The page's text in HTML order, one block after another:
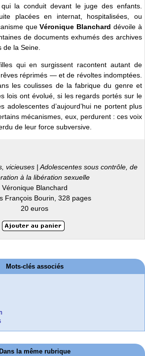
qui la conduit devant le juge des enfants.
placées en internat, hospitalisées, ou
queVéronique Blanchard dévoile à
de documents exhumés des archives
la Seine.
qui en surgissent racontent autant de
réprimés — et de révoltes indomptées.
les coulisses de la fabrique du genre et
lois ont évolué, si les regards portés sur le
adolescentes d’aujourd’hui ne portent plus
mécanismes, eux, perdurent : ces voix
de leur force subversive.
vicieuses | Adolescentes sous contrôle, de
à la libération sexuelle
Véronique Blanchard
François Bourin, 328 pages
20 euros
Mots-clés associés
Dans la même rubrique